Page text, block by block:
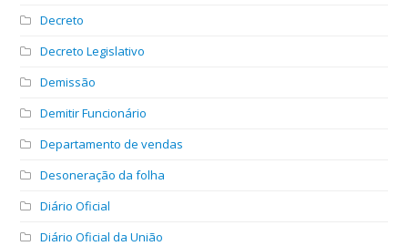
Decreto
Decreto Legislativo
Demissão
Demitir Funcionário
Departamento de vendas
Desoneração da folha
Diário Oficial
Diário Oficial da União